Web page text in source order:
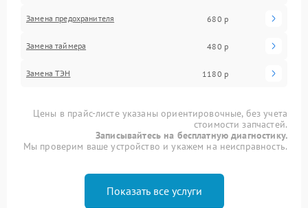
Замена предохранителя 680 р
Замена таймера 480 р
Замена ТЭН 1180 р
Цены в прайс-листе указаны ориентировочные, без учета
стоимости запчастей.
Записывайтесь на бесплатную диагностику.
Мы проверим ваше устройство и укажем на неисправность.
Показать все услуги